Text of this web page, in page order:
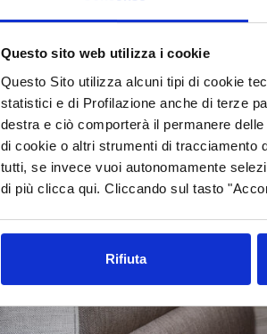
Questo sito web utilizza i cookie
Questo Sito utilizza alcuni tipi di cookie
statistici e di Profilazione anche di terze
destra e ciò comporterà il permanere
di cookie o altri strumenti di tracciamento
tutti, se invece vuoi autonomamente
di più clicca qui. Cliccando sul tasto
Rifiuta